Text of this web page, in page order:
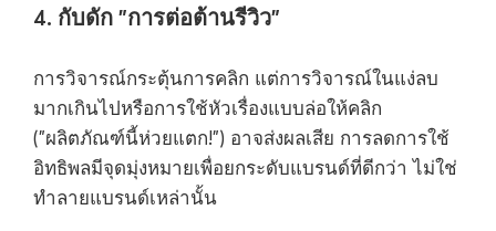
4. กับดัก "การต่อต้านรีวิว"
การวิจารณ์กระตุ้นการคลิก แต่การวิจารณ์ในแง่ลบ
มากเกินไปหรือการใช้หัวเรื่องแบบล่อให้คลิก
("ผลิตภัณฑ์นี้ห่วยแตก!") อาจส่งผลเสีย การลดการใช้
อิทธิพลมีจุดมุ่งหมายเพื่อยกระดับแบรนด์ที่ดีกว่า ไม่ใช่
ทำลายแบรนด์เหล่านั้น